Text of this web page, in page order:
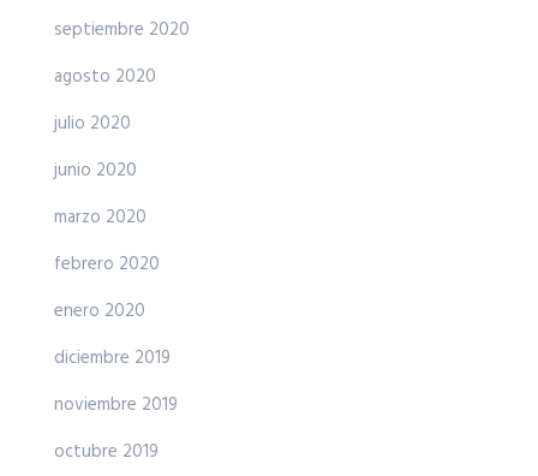
septiembre 2020
agosto 2020
julio 2020
junio 2020
marzo 2020
febrero 2020
enero 2020
diciembre 2019
noviembre 2019
octubre 2019